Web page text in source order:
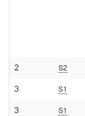
2 S2
3 S1
3 S1